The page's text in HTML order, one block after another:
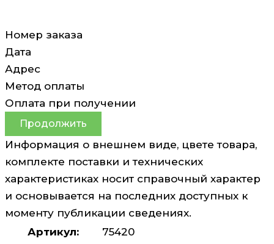
Номер заказа
Дата
Адрес
Метод оплаты
Оплата при получении
Продолжить
Информация о внешнем виде, цвете товара,
комплекте поставки и технических
характеристиках носит справочный характер
и основывается на последних доступных к
моменту публикации сведениях.
Артикул:
75420